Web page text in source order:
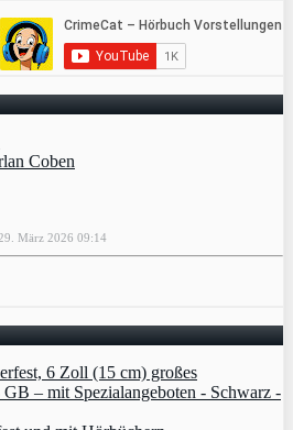
Coben
März 2026 09:14